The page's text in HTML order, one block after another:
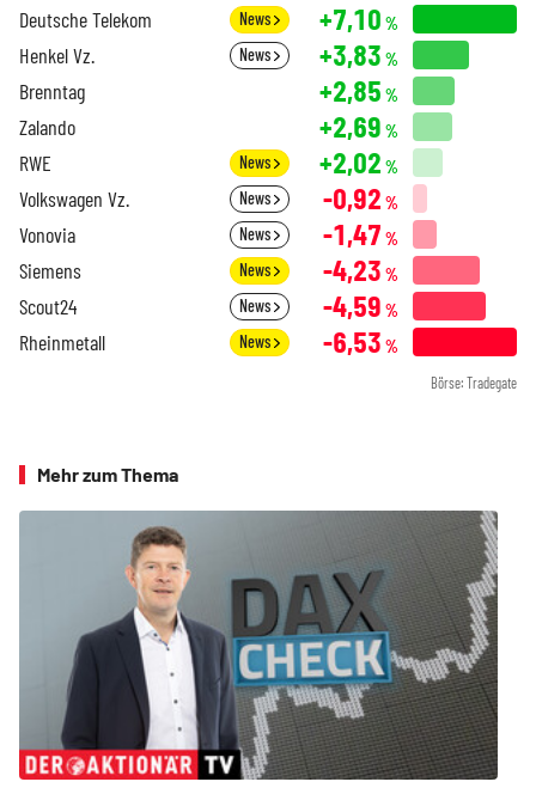
Deutsche Telekom News +7,10 %
Henkel Vz. News +3,83 %
Brenntag +2,85 %
Zalando +2,69 %
RWE News +2,02 %
Volkswagen Vz. News -0,92 %
Vonovia News -1,47 %
Siemens News -4,23 %
Scout24 News -4,59 %
Rheinmetall News -6,53 %
Börse: Tradegate
Mehr zum Thema